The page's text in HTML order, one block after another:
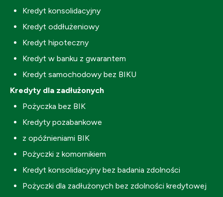
Kredyt konsolidacyjny
Kredyt oddłużeniowy
Kredyt hipoteczny
Kredyt w banku z gwarantem
Kredyt samochodowy bez BIKU
Kredyty dla zadłużonych
Pożyczka bez BIK
Kredyty pozabankowe
z opóźnieniami BIK
Pożyczki z komornikiem
Kredyt konsolidacyjny bez badania zdolności
Pożyczki dla zadłużonych bez zdolności kredytowej